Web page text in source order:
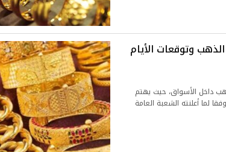
وتوقعات الأيام
داخل الأسواق، حيث يهتم
لما أعلنته الشعبة العامة